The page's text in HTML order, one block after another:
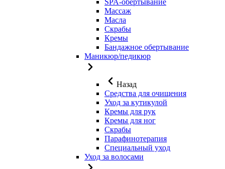
SPA-обертывание
Массаж
Масла
Скрабы
Кремы
Бандажное обертывание
Маникюр/педикюр
Назад
Средства для очищения
Уход за кутикулой
Кремы для рук
Кремы для ног
Скрабы
Парафинотерапия
Специальный уход
Уход за волосами